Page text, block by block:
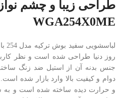
طراحی زیبا و چشم
WGA254X0ME
روز دنیا طراحی شده است و نظر
جنس بدنه آن از استیل ضد زنگ
دوام و کیفیت بالا وارد بازار شده
و حرارت دیده ساخته شده است و